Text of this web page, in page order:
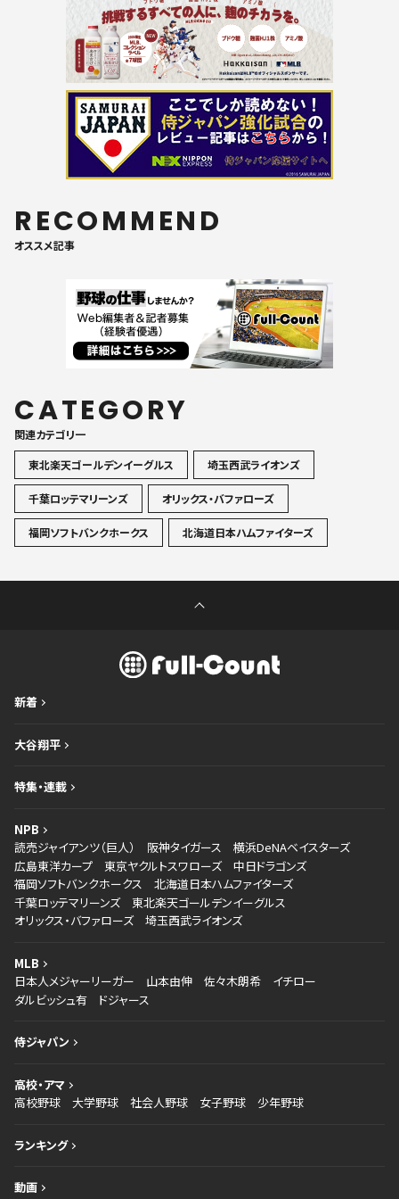
RECOMMEND
オススメ記事
CATEGORY
関連カテゴリ一
東北楽天ゴールデンイーグルス
埼玉西武ライオンズ
千葉ロッテマリーンズ オリックス・バファローズ
福岡ソフトバンクホークス 北海道日本ハムファイターズ
新着
大谷翔平
特集・連載
NPB
読売ジャイアンツ（巨人）
阪神タイガース
横浜DeNAベイスターズ
広島東洋カープ
東京ヤクルトスワローズ
中日ドラゴンズ
福岡ソフトバンクホークス
北海道日本ハムファイターズ
千葉ロッテマリーンズ
東北楽天ゴールデンイーグルス
オリックス・バファローズ
埼玉西武ライオンズ
MLB
日本人メジャーリーガー
山本由伸 佐々木朗希
イチロー
ダルビッシュ有
ドジャース
侍ジャパン
高校・アマ
高校野球
大学野球 社会人野球 女子野球 少年野球
ランキング
動画